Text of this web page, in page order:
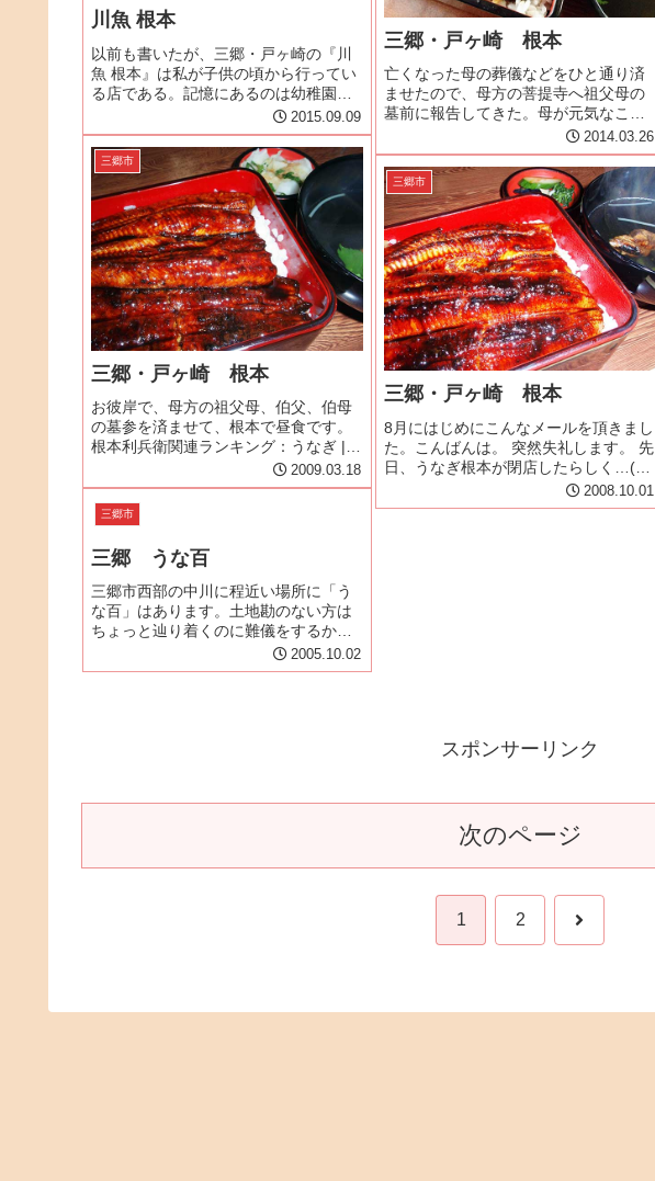
川魚 根本
以前も書いたが、三郷・戸ヶ崎の『川
魚 根本』は私が子供の頃から行ってい
る店である。記憶にあるのは幼稚園の
頃だから、かれこれ50年近く行ってい
ることになる。母方の実家の菩提寺が
葛飾・水元にあり、母方の祖母の実家
の菩提寺が八潮・古新田にある。行...
2015.09.09
三郷・戸ヶ崎 根本
亡くなった母の葬儀などをひと通り済
ませたので、母方の菩提寺へ祖父母の
墓前に報告してきた。母が元気なころ
は、祖父母の墓参の帰りには、必ず昼
食をとった根本で母を偲びながら鰻を
食べた。「ここの鰻はこってりして美
味しいねぇ」母が近くで言っている声
が...
2014.03.26
三郷市
三郷・戸ヶ崎 根本
お彼岸で、母方の祖父母、伯父、伯母
の墓参を済ませて、根本で昼食です。
根本利兵衛関連ランキング：うなぎ |
2009.03.18
三郷市
三郷・戸ヶ崎 根本
8月にはじめにこんなメールを頂きまし
た。こんばんは。 突然失礼します。 先
日、うなぎ根本が閉店したらしく…(泣)
私たち家族が納得いくうな重を探して
います。埼玉在住なのですが、根本の
2008.10.01
三郷市
三郷 うな百
三郷市西部の中川に程近い場所に「う
な百」はあります。土地勘のない方は
ちょっと辿り着くのに難儀をするかも
しれません。地図を頼りにお店を探し
当てるのも食べ歩きの楽しみのひとつ
2005.10.02
スポンサーリンク
次のページ
1 2 次